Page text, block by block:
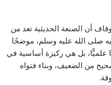
أن الصنعة الحديثية تعد من
صلى الله عليه وسلم، موضحًا
علميًّا، بل هي ركيزة أساسية في
من الضعيف، وبناء فتواه